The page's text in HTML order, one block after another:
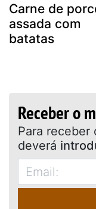
Carne de
assada com
batatas
Receber o
deverá